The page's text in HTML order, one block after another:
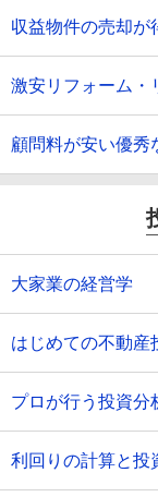
収益物件の売却が
激安リフォーム・
顧問料が安い優秀
大家業の経営学
はじめての不動産
プロが行う投資分
利回りの計算と投